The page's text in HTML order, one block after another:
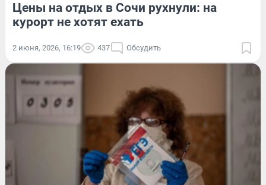
Цены на отдых в Сочи рухнули: на
курорт не хотят ехать
2 июня, 2026, 16:19 437 Обсудить